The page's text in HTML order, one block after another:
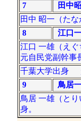
7
田中
田中 昭一（た
8
江口
江口 一雄（えぐ
元自民党副幹事
千葉大学出身
9
鳥居
鳥居 一雄（と
身。